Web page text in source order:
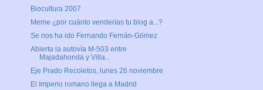
Biocultura 2007
Meme ¿por cuánto venderías tu blog a...?
Se nos ha ido Fernando Fernán-Gómez
Abierta la autovía M-503 entre
Majadahonda y Villa...
Eje Prado Recoletos, lunes 26 noviembre
El Imperio romano llega a Madrid